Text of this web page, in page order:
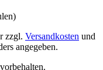
zzgl. Versandkosten und
angegeben.